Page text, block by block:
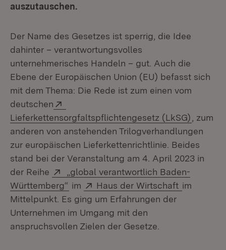
auszutauschen.
Der Name des Gesetzes ist sperrig, die Idee
dahinter – verantwortungsvolles
unternehmerisches Handeln – gut. Auch die
Ebene der Europäischen Union (EU) befasst sich
mit dem Thema: Die Rede ist zum einen vom
deutschen
Lieferkettensorgfaltspflichtengesetz (LkSG) (Öffnet
, zum
anderen von anstehenden Trilogverhandlungen
zur europäischen Lieferkettenrichtlinie. Beides
stand bei der Veranstaltung am 4. April 2023 in
der Reihe
Extern:
„global verantwortlich Baden-
Württemberg“ (Öffnet in neuem Fenster)
im Extern:
Haus der Wirtschaft (Öffnet in
im
Mittelpunkt. Es ging um Erfahrungen der
Unternehmen im Umgang mit den
anspruchsvollen Zielen der Gesetze.